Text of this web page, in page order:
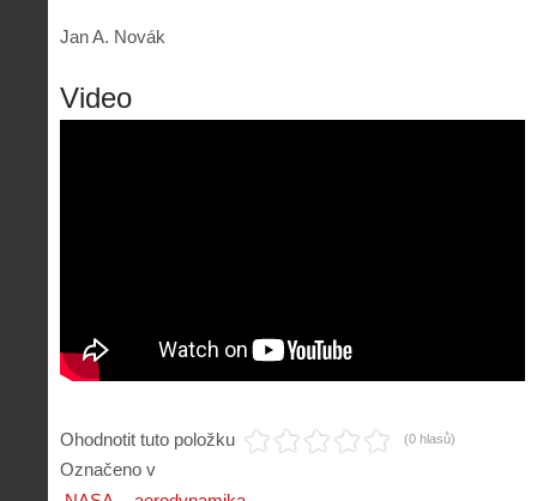
Jan A. Novák
Video
Ohodnotit tuto položku (0 hlasů)
Označeno v